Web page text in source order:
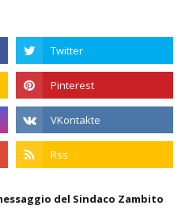
del Sindaco Zambito